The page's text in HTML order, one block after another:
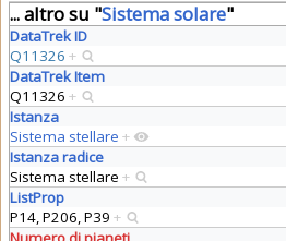
... altro su "Sistema solare"
DataTrek ID
Q11326 +
DataTrek Item
Q11326 +
Istanza
Sistema stellare +
Istanza radice
Sistema stellare +
ListProp
P14, P206, P39 +